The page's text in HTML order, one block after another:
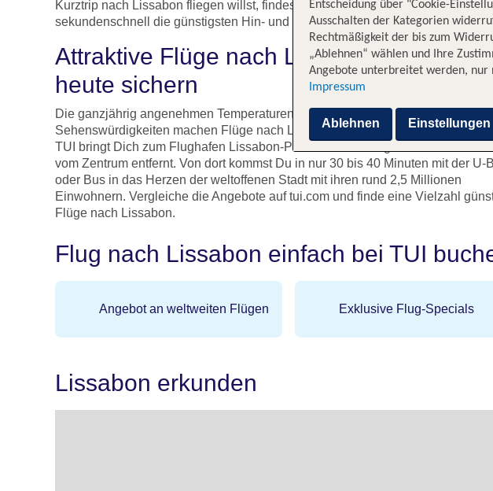
Kurztrip nach Lissabon fliegen willst, findest Du mit unserem Weekend-Ticket
sekundenschnell die günstigsten Hin- und Rückflüge für ein langes
Attraktive Flüge nach Lissabon mit TUI
heute sichern
Die ganzjährig angenehmen Temperaturen und die vielen verschiedenen
Sehenswürdigkeiten machen Flüge nach Lissabon zu einem beliebten
TUI bringt Dich zum Flughafen Lissabon-Portela. Dieser liegt rund sechs
vom Zentrum entfernt. Von dort kommst Du in nur 30 bis 40 Minuten mit der U-
oder Bus in das Herzen der weltoffenen Stadt mit ihren rund 2,5 Millionen
Einwohnern. Vergleiche die Angebote auf tui.com und finde eine Vielzahl
Flüge nach Lissabon.
Flug nach Lissabon einfach bei TUI
Angebot an weltweiten Flügen Exklusive Flug-Specials
Lissabon erkunden
Entscheidung über "Cookie-
Ausschalten der Kategorien
Rechtmäßigkeit der bis zum
„Ablehnen“ wählen und Ihre
Angebote unterbreitet werden, nur
Impressum
Ablehnen Einstellungen